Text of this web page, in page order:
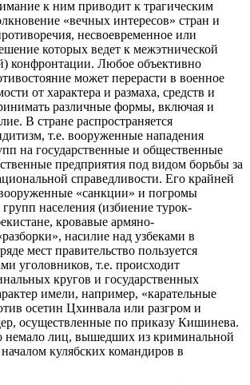
к ним приводит к трагическим
«вечных интересов» стран и
несвоевременное или
которых ведет к межэтнической
конфронтации. Любое объективно
может перерасти в военное
от характера и размаха, средств и
различные формы, включая и
В стране распространяется
т.е. вооруженные нападения
на государственные и общественные
предприятия под видом борьбы за
справедливости. Его крайней
«санкции» и погромы
населения (избиение турок-
кровавые армяно-
насилие над узбеками в
мест правительство пользуется
уголовников, т.е. происходит
кругов и государственных
имели, например, «карательные
осетин Цхинвала или разгром и
осуществленные по приказу Кишинева.
немало лиц, вышедших из криминальной
кулябских командиров в